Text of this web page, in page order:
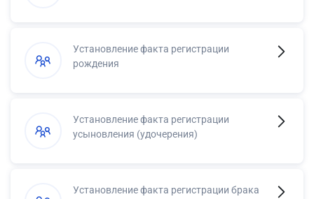
Установление факта регистрации
рождения
Установление факта регистрации
усыновления (удочерения)
Установление факта регистрации брака